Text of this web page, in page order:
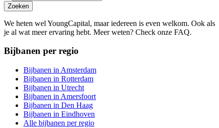
Zoeken
We heten wel YoungCapital, maar iedereen is even welkom. Ook als
je al wat meer ervaring hebt. Meer weten? Check onze FAQ.
Bijbanen per regio
Bijbanen in Amsterdam
Bijbanen in Rotterdam
Bijbanen in Utrecht
Bijbanen in Amersfoort
Bijbanen in Den Haag
Bijbanen in Eindhoven
Alle bijbanen per regio